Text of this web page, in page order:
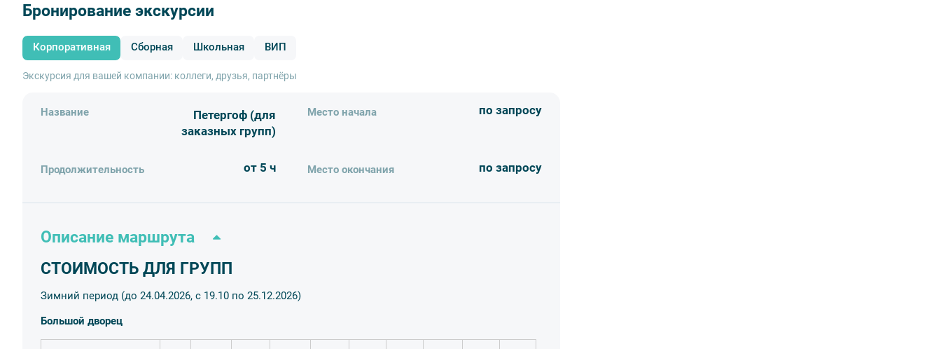
Бронирование экскурсии
Корпоративная Сборная Школьная ВИП
Экскурсия для вашей компании: коллеги, друзья, партнёры
Название
Петергоф (для
заказных групп)
Место начала по запросу
Продолжительность от 5 ч Место окончания по запросу
Описание маршрута
СТОИМОСТЬ ДЛЯ ГРУПП
Зимний период (до 24.04.2026, с 19.10 по 25.12.2026)
Большой дворец